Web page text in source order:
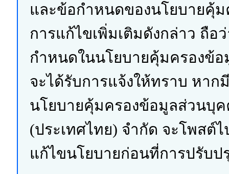
และข้อกำหนดของนโยบายคุ้
การแก้ไขเพิ่มเติมดังกล่าว ถื
กำหนดในนโยบายคุ้มครองข้
จะได้รับการแจ้งให้ทราบ หา
นโยบายคุ้มครองข้อมูลส่วนบุค
(ประเทศไทย) จำกัด จะโพสต์
แก้ไขนโยบายก่อนที่การปรับป